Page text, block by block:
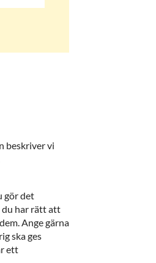
beskriver vi
gör det
du har rätt att
Ange gärna
ska ges
ett